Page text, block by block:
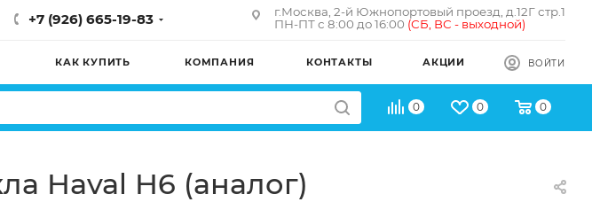
+7 (926) 665-19-83
г.Москва, 2-й Южнопортовый проезд, д.12Г стр.1
ПН-ПТ с 8:00 до 16:00 (СБ, ВС - выходной)
КАК КУПИТЬ КОМПАНИЯ КОНТАКТЫ АКЦИИ ВОЙТИ
0 0 0
Haval H6 (аналог)